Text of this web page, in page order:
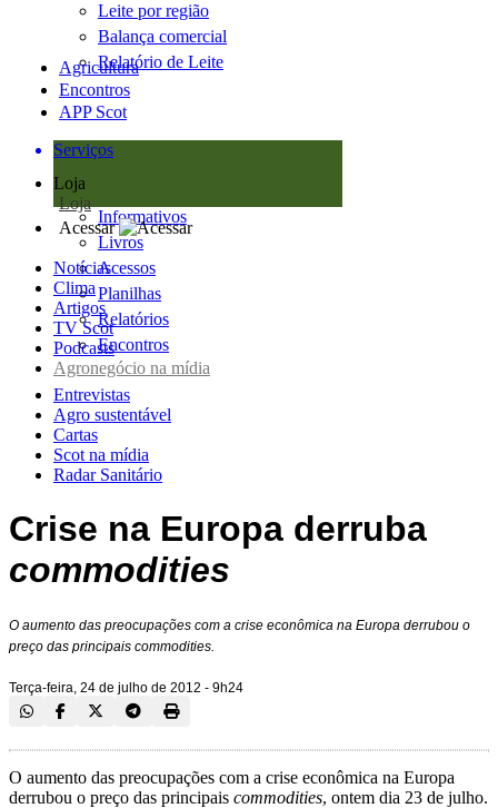
Leite por região
Balança comercial
Relatório de Leite
Agricultura
Encontros
APP Scot
Serviços
Loja
Loja
Informativos
Livros
Acessos
Planilhas
Relatórios
Encontros
Acessar
Notícias
Clima
Artigos
TV Scot
Podcasts
Agronegócio na mídia
Entrevistas
Agro sustentável
Cartas
Scot na mídia
Radar Sanitário
Crise na Europa derruba
commodities
O aumento das preocupações com a crise econômica na Europa derrubou o
preço das principais commodities.
Terça-feira, 24 de julho de 2012 - 9h24
O aumento das preocupações com a crise econômica na Europa
derrubou o preço das principais commodities, ontem dia 23 de julho.